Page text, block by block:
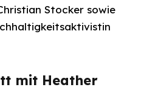
Stocker sowie
mit Heather